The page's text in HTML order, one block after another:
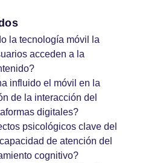
la tecnología móvil la
acceden a la
influido el móvil en la
de la interacción del
digitales?
psicológicos clave del
de atención del
cognitivo?